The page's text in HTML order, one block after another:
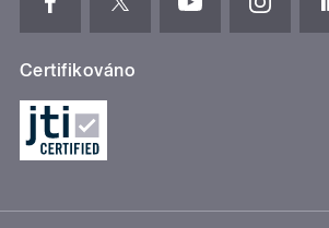
Certifikováno